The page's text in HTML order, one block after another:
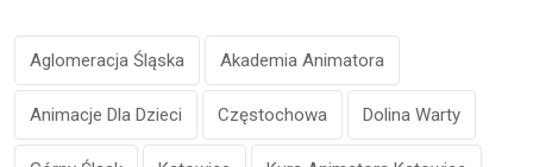
Aglomeracja Śląska Akademia Animatora
Animacje Dla Dzieci Częstochowa Dolina Warty